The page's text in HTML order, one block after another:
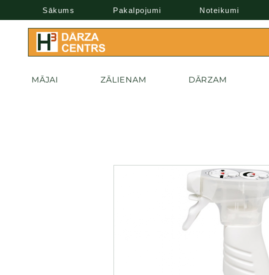
Sākums Pakalpojumi Noteikumi
MĀJAI ZĀLIENAM DĀRZAM